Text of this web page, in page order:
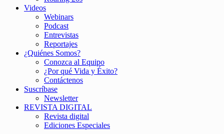
Videos
Webinars
Podcast
Entrevistas
Reportajes
¿Quiénes Somos?
Conozca al Equipo
¿Por qué Vida y Éxito?
Contáctenos
Suscríbase
Newsletter
REVISTA DIGITAL
Revista digital
Ediciones Especiales